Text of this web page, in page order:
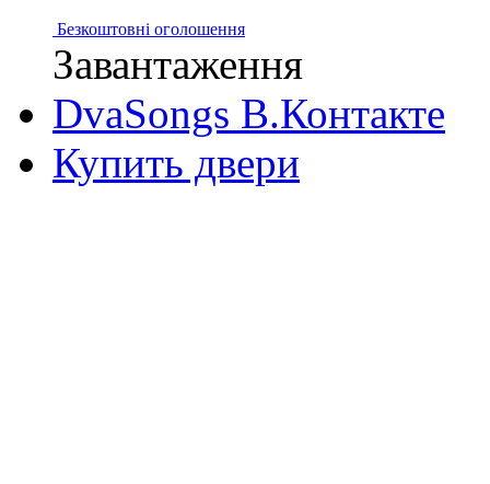
Безкоштовні оголошення
Завантаження
DvaSongs В.Контакте
Купить двери